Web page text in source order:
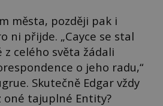
města, později pak i
ni přijde. „Cayce se stal
z celého světa žádali
o jeho radu,“
Skutečně Edgar vždy
tajuplné Entity?